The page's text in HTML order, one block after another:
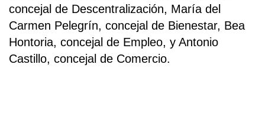
concejal de Descentralización, María del
Carmen Pelegrín, concejal de Bienestar, Bea
Hontoria, concejal de Empleo, y Antonio
Castillo, concejal de Comercio.